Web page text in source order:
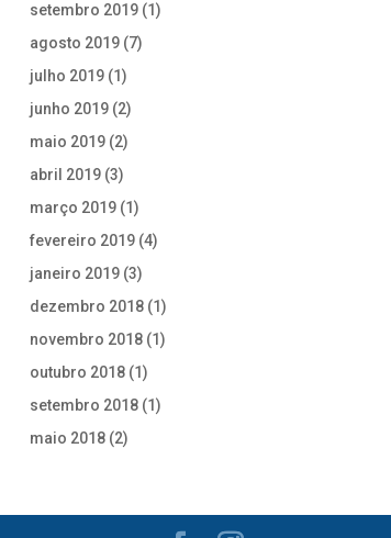
setembro 2019 (1)
agosto 2019 (7)
julho 2019 (1)
junho 2019 (2)
maio 2019 (2)
abril 2019 (3)
março 2019 (1)
fevereiro 2019 (4)
janeiro 2019 (3)
dezembro 2018 (1)
novembro 2018 (1)
outubro 2018 (1)
setembro 2018 (1)
maio 2018 (2)